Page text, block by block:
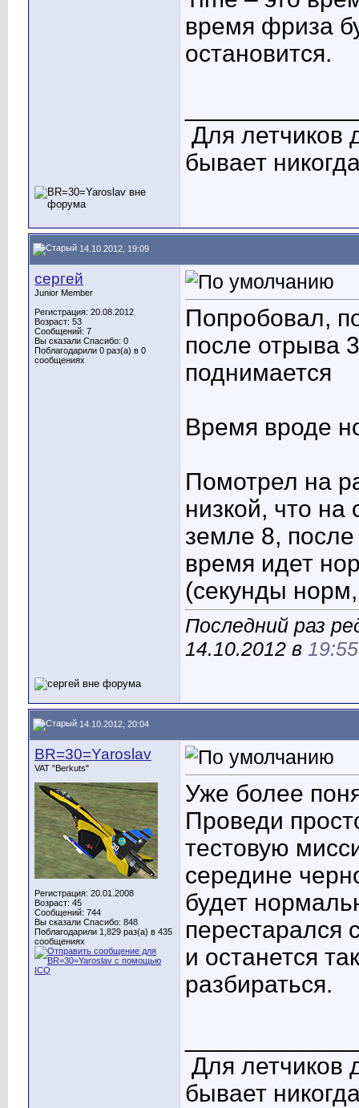
время фриза
остановится.
Для летчиков
бывает
14.10.2012, 19:09
сергей
Junior Member
Регистрация: 20.08.2012
Возраст: 53
Сообщений: 7
Вы сказали Спасибо: 0
Поблагодарили 0 раз(а) в 0
сообщениях
Попробовал,
после отрыва
поднимается
Время вроде
Помотрел на
низкой, что на
земле 8,
время идет
(секунды
Последний раз
14.10.2012 в 19:55
14.10.2012, 20:04
BR=30=Yaroslav
VAT "Berkuts"
Регистрация: 20.01.2008
Возраст: 45
Сообщений: 744
Вы сказали Спасибо: 848
Поблагодарили 1,829 раз(а) в 435
сообщениях
Уже более
Проведи
тестовую
середине
будет
перестарался
и останется
разбираться.
Для летчиков
бывает